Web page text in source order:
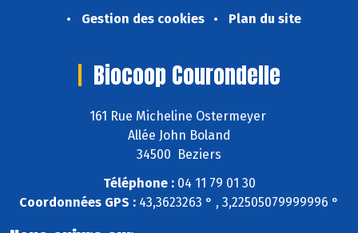
Gestion des cookies
Plan du site
Biocoop Courondelle
161 Rue Micheline Ostermeyer
Allée John Boland
34500 Beziers
Téléphone :04 11 79 01 30
Coordonnées GPS : 43,3623263 ° , 3,22505079999996 °